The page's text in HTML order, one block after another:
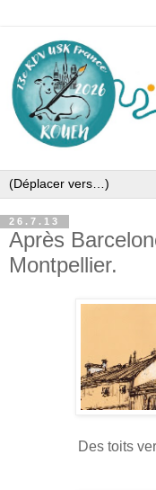
26.7.13
Après
Montpellier.
Des toits